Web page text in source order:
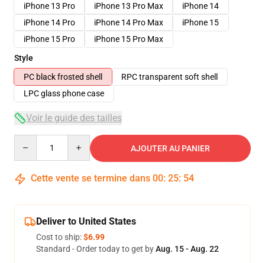
iPhone 13 Pro
iPhone 13 Pro Max
iPhone 14
iPhone 14 Pro
iPhone 14 Pro Max
iPhone 15
iPhone 15 Pro
iPhone 15 Pro Max
Style
PC black frosted shell
RPC transparent soft shell
LPC glass phone case
Voir le guide des tailles
AJOUTER AU PANIER
Cette vente se termine dans 00: 25: 54
Deliver to United States
Cost to ship:$6.99
Standard - Order today to get byAug. 15 - Aug. 22